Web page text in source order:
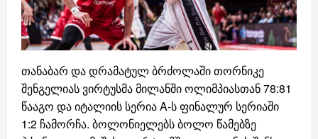
თანაბარ და დრამატულ ბრძოლაში თორნიკე
შენგელიას ვირტუსმა მილანში ოლიმპიასთან 78:81
წააგო და იტალიის სერია A-ს ფინალურ სერიაში
1:2 ჩამორჩა. ბოლონიელებს ბოლო წამებზე